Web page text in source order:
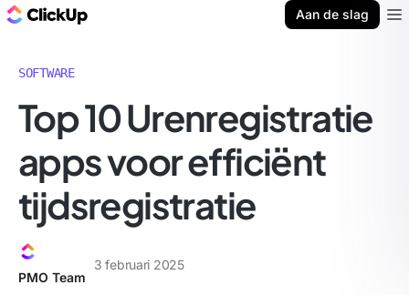
Aan de slag
SOFTWARE
Top 10 Urenregistratie
apps voor efficiënt
tijdsregistratie
PMO Team
3 februari 2025